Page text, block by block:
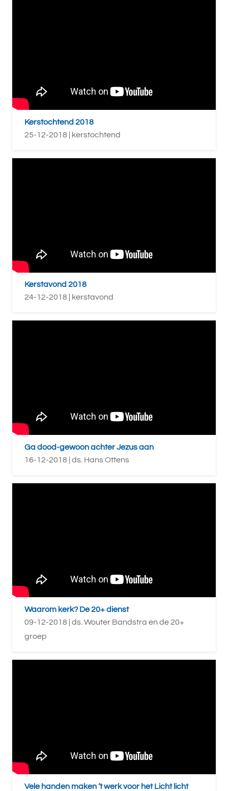
Kerstochtend 2018
25-12-2018 | kerstochtend
Kerstavond 2018
24-12-2018 | kerstavond
Ga dood-gewoon achter Jezus aan
16-12-2018 | ds. Hans Ottens
Waarom kerk? De 20+ dienst
09-12-2018 | ds. Wouter Bandstra en de 20+
groep
Vele handen maken ‘t werk voor het Licht licht